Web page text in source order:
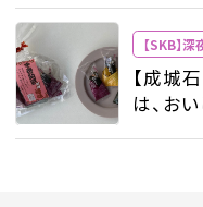
っそり
【SKB】
【成城
は、お